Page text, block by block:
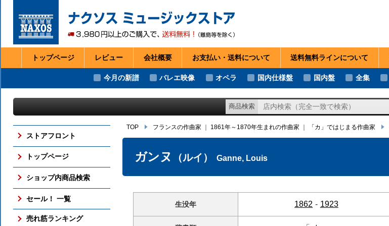
トップページ レビュー 会社概要 お支払い・送料について 送料無料ラインについて
今月の新譜 バレエ映像 オペラ 国内仕様盤 国内盤 全集
商品検索
ストアフロント
トップページ
ショップ内商品検索
セール！ 一覧
売れ筋ランキング
TOP フランスの作曲家 ｜ 1861年～1870年生まれの作曲家 ｜ 「カ」ではじまる作曲家
ガンヌ （ルイ） Ganne, Louis
生没年 1862 - 1923